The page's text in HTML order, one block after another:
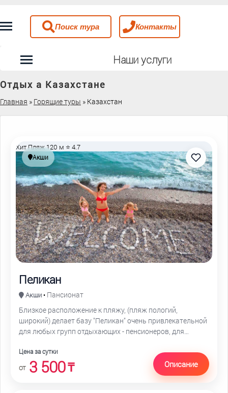
Поиск тура Контакты
Наши услуги
Отдых а Казахстане
Главная » Горящие туры » Казахстан
ХитПляж 120 м ⭐ 4.7
Акши
Пеликан
Акши • Пансионат
Близкое расположение к пляжу, (пляж пологий,
широкий) делает базу "Пеликан" очень привлекательной
для любых групп отдыхающих - пенсионеров, для
Цена за сутки
от 3 500₸ Описание